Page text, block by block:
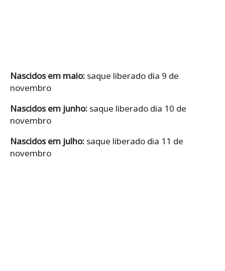
Nascidos em maio: saque liberado dia 9 de
novembro
Nascidos em junho: saque liberado dia 10 de
novembro
Nascidos em julho: saque liberado dia 11 de
novembro